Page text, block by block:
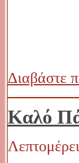
Διαβάστε
Καλό